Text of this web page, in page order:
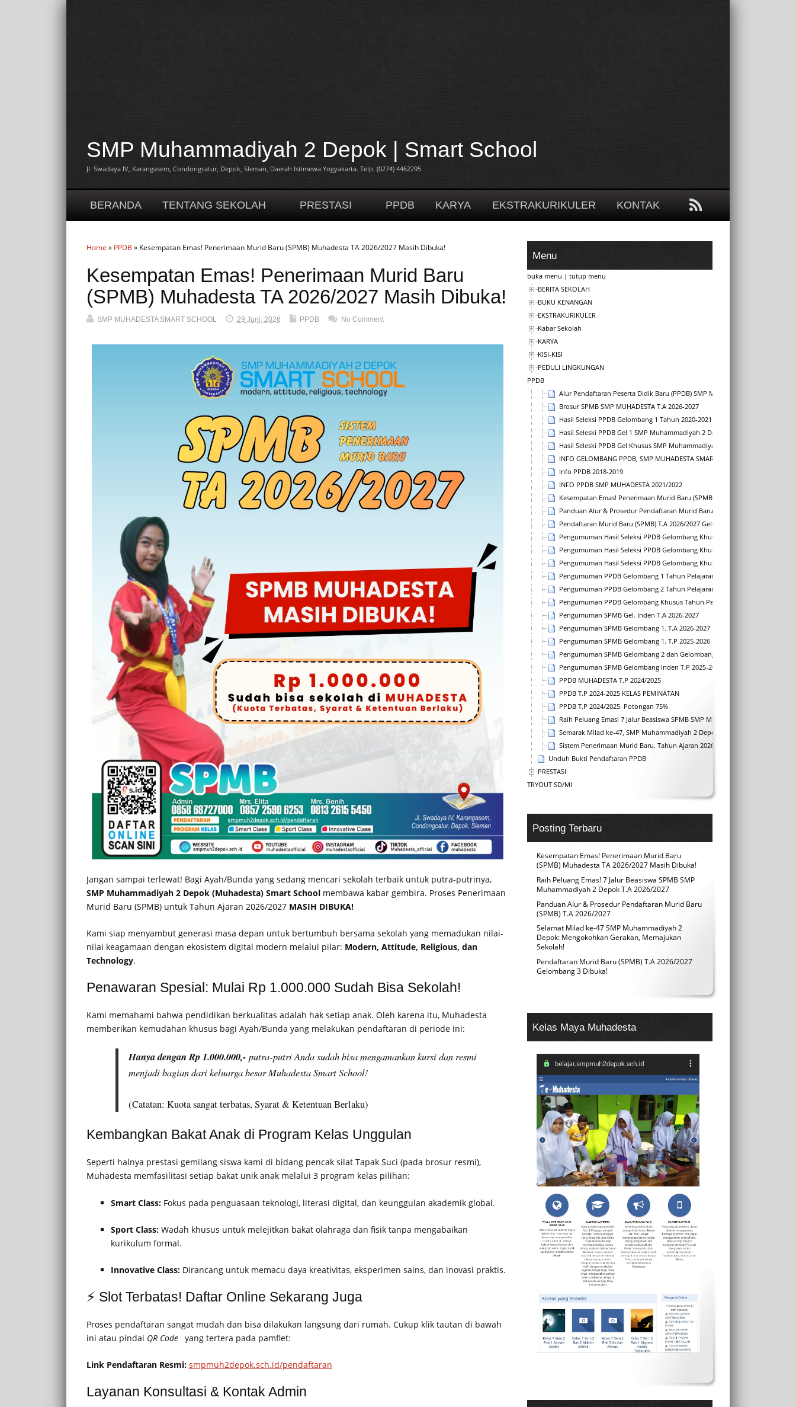
SMP Muhammadiyah 2 Depok | Smart School
Jl. Swadaya IV, Karangasem, Condongcatur, Depok, Sleman, Daerah Istimewa Yogyakarta. Telp. (0274) 4462295
BERANDA TENTANG SEKOLAH PRESTASI PPDB KARYA EKSTRAKURIKULER KONTAK
Home » PPDB » Kesempatan Emas! Penerimaan Murid Baru (SPMB) Muhadesta TA 2026/2027 Masih Dibuka!
Kesempatan Emas! Penerimaan Murid Baru
(SPMB) Muhadesta TA 2026/2027 Masih Dibuka!
SMP MUHADESTA SMART SCHOOL 29 Juni, 2026 PPDB No Comment
Jangan sampai terlewat! Bagi Ayah/Bunda yang sedang mencari sekolah terbaik untuk putra-putrinya,
SMP Muhammadiyah 2 Depok (Muhadesta) Smart Schoolmembawa kabar gembira. Proses Penerimaan
Murid Baru (SPMB) untuk Tahun Ajaran 2026/2027 MASIH DIBUKA!
Kami siap menyambut generasi masa depan untuk bertumbuh bersama sekolah yang memadukan nilai-
nilai keagamaan dengan ekosistem digital modern melalui pilar: Modern, Attitude, Religious, dan
Technology.
Penawaran Spesial: Mulai Rp 1.000.000 Sudah Bisa Sekolah!
Kami memahami bahwa pendidikan berkualitas adalah hak setiap anak. Oleh karena itu, Muhadesta
memberikan kemudahan khusus bagi Ayah/Bunda yang melakukan pendaftaran di periode ini:
Hanya dengan Rp 1.000.000,- putra-putri Anda sudah bisa mengamankan kursi dan resmi
menjadi bagian dari keluarga besar Muhadesta Smart School!
(Catatan: Kuota sangat terbatas, Syarat & Ketentuan Berlaku)
Kembangkan Bakat Anak di Program Kelas Unggulan
Seperti halnya prestasi gemilang siswa kami di bidang pencak silat Tapak Suci (pada brosur resmi),
Muhadesta memfasilitasi setiap bakat unik anak melalui 3 program kelas pilihan:
Smart Class:Fokus pada penguasaan teknologi, literasi digital, dan keunggulan akademik global.
Sport Class:Wadah khusus untuk melejitkan bakat olahraga dan fisik tanpa mengabaikan
kurikulum formal.
Innovative Class:Dirancang untuk memacu daya kreativitas, eksperimen sains, dan inovasi praktis.
⚡ Slot Terbatas! Daftar Online Sekarang Juga
Proses pendaftaran sangat mudah dan bisa dilakukan langsung dari rumah. Cukup klik tautan di bawah
ini atau pindai QR Code yang tertera pada pamflet:
Link Pendaftaran Resmi: smpmuh2depok.sch.id/pendaftaran
Layanan Konsultasi & Kontak Admin
Menu
buka menu |tutup menu
BERITA SEKOLAH
BUKU KENANGAN
EKSTRAKURIKULER
Kabar Sekolah
KARYA
KISI-KISI
PEDULI LINGKUNGAN
PPDB
Alur Pendaftaran Peserta Didik Baru (PPDB) SMP Muhammadiyah 2 Depok
Brosur SPMB SMP MUHADESTA T.A 2026-2027
Hasil Seleksi PPDB Gelombang 1 Tahun 2020-2021
Hasil Seleski PPDB Gel 1 SMP Muhammadiyah 2 Depok Tahun Pelajaran
Hasil Seleski PPDB Gel Khusus SMP Muhammadiyah 2 Depok Tahun
INFO GELOMBANG PPDB, SMP MUHADESTA SMART SCHOOL T.P 2025-2026
Info PPDB 2018-2019
INFO PPDB SMP MUHADESTA 2021/2022
Kesempatan Emas! Penerimaan Murid Baru (SPMB) Muhadesta TA 2026/
Panduan Alur & Prosedur Pendaftaran Murid Baru (SPMB) T.A 2026/2027
Pendaftaran Murid Baru (SPMB) T.A 2026/2027 Gelombang 3 Dibuka!
Pengumuman Hasil Seleksi PPDB Gelombang Khusus
Pengumuman Hasil Seleksi PPDB Gelombang Khusus 2020-2021
Pengumuman Hasil Seleksi PPDB Gelombang Khusus 2021-2022
Pengumuman PPDB Gelombang 1 Tahun Pelajaran 2021-2022
Pengumuman PPDB Gelombang 2 Tahun Pelajaran 2021-2022
Pengumuman PPDB Gelombang Khusus Tahun Pelajaran 2022-2023
Pengumuman SPMB Gel. Inden T.A 2026-2027
Pengumuman SPMB Gelombang 1. T.A 2026-2027
Pengumuman SPMB Gelombang 1. T.P 2025-2026
Pengumuman SPMB Gelombang 2 dan Gelombang3 T.P 2025-2026
Pengumuman SPMB Gelombang Inden T.P 2025-2026
PPDB MUHADESTA T.P 2024/2025
PPDB T.P 2024-2025 KELAS PEMINATAN
PPDB T.P 2024/2025. Potongan 75%
Raih Peluang Emas! 7 Jalur Beasiswa SPMB SMP Muhammadiyah 2 Depok
Semarak Milad ke-47, SMP Muhammadiyah 2 Depok Buka Pendaftaran
Sistem Penerimaan Murid Baru. Tahun Ajaran 2026/2027
Unduh Bukti Pendaftaran PPDB
PRESTASI
TRYOUT SD/MI
Posting Terbaru
Kesempatan Emas! Penerimaan Murid Baru
(SPMB) Muhadesta TA 2026/2027 Masih Dibuka!
Raih Peluang Emas! 7 Jalur Beasiswa SPMB SMP
Muhammadiyah 2 Depok T.A 2026/2027
Panduan Alur & Prosedur Pendaftaran Murid Baru
(SPMB) T.A 2026/2027
Selamat Milad ke-47 SMP Muhammadiyah 2
Depok: Mengokohkan Gerakan, Memajukan
Sekolah!
Pendaftaran Murid Baru (SPMB) T.A 2026/2027
Gelombang 3 Dibuka!
Kelas Maya Muhadesta